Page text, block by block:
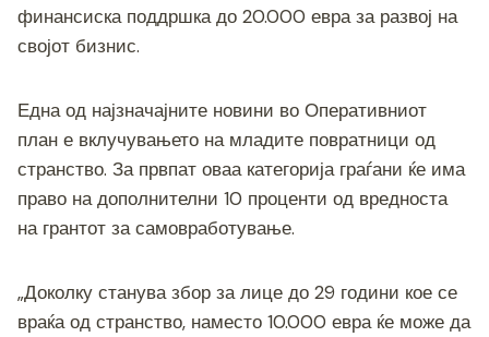
финансиска поддршка до 20.000 евра за развој на
својот бизнис.
Една од најзначајните новини во Оперативниот
план е вклучувањето на младите повратници од
странство. За првпат оваа категорија граѓани ќе има
право на дополнителни 10 проценти од вредноста
на грантот за самовработување.
„Доколку станува збор за лице до 29 години кое се
враќа од странство, наместо 10.000 евра ќе може да